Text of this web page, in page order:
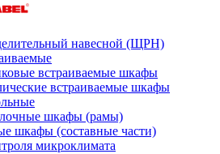
навесной (ЩРН)
встраиваемые шкафы
встраиваемые шкафы
шкафы (рамы)
шкафы (составные части)
микроклимата